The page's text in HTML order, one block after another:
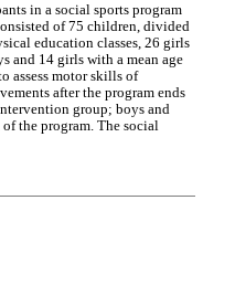
in a social sports program
of 75 children, divided
education classes, 26 girls
and 14 girls with a mean age
assess motor skills of
after the program ends
group; boys and
the program. The social